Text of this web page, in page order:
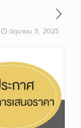
มิถุนายน 5, 2025